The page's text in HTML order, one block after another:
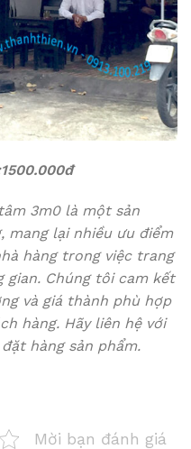
3m0 là một sản
mang lại nhiều ưu điểm
hàng trong việc trang
Chúng tôi cam kết
và giá thành phù hợp
hàng. Hãy liên hệ với
hàng sản phẩm.
Mời bạn đánh giá